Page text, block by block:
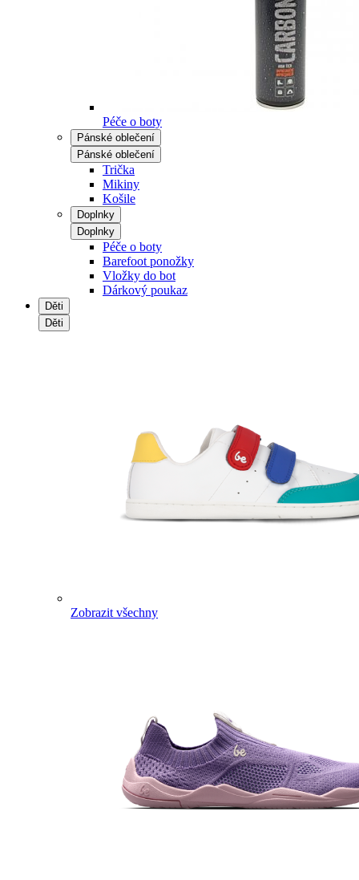
Péče o boty
Pánské oblečení
Pánské oblečení
Trička
Mikiny
Košile
Doplnky
Doplnky
Péče o boty
Barefoot ponožky
Vložky do bot
Dárkový poukaz
Děti
Děti
Zobrazit všechny